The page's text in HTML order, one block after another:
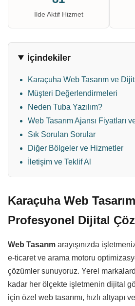
İlde Aktif Hizmet
İçindekiler
Karaçuha Web Tasarım ve
Müşteri Değerlendirmeleri
Neden Tuba Yazılım?
Web Tasarım Ajansı Fiyatları
Sık Sorulan Sorular
Diğer Bölgeler ve Hizmetler
İletişim ve Teklif Al
Karaçuha Web
Profesyonel Dijital
Web Tasarım arayışınızda
e-ticaret ve arama motoru
çözümler sunuyoruz. Yerel
kadar her ölçekte işletmenin dijital
için özel web tasarımı, hızlı altyapı